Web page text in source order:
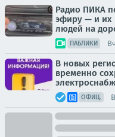
Радио ПИКА
эфиру — и их
людей на
ПАБЛИКИ
В новых
временно
ОФИЦ.